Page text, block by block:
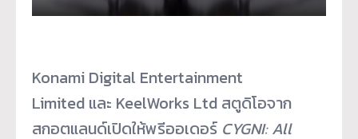
Konami Digital Entertainment
Limited และ KeelWorks Ltd สตูดิโอจาก
สกอตแลนด์เปิดให้พรีออเดอร์ CYGNI: All